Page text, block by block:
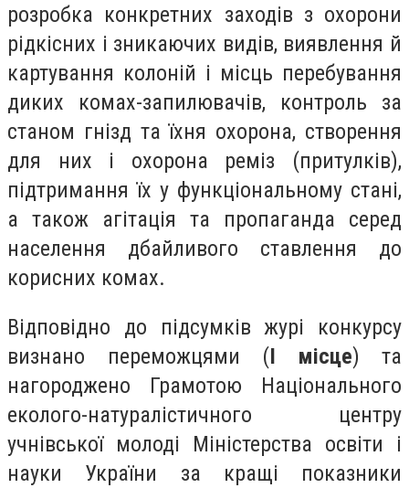
розробка конкретних заходів з охорони
рідкісних і зникаючих видів, виявлення й
картування колоній і місць перебування
диких комах-запилювачів, контроль за
станом гнізд та їхня охорона, створення
для них і охорона реміз (притулків),
підтримання їх у функціональному стані,
а також агітація та пропаганда серед
населення дбайливого ставлення до
корисних комах.
Відповідно до підсумків журі конкурсу
визнано переможцями (І місце) та
нагороджено Грамотою Національного
еколого-натуралістичного центру
учнівської молоді Міністерства освіти і
науки України за кращі показники